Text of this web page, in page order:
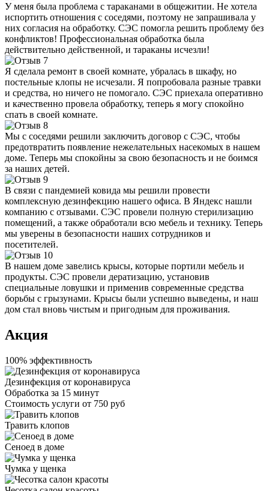
У меня была проблема с тараканами в общежитии. Не хотела
испортить отношения с соседями, поэтому не запрашивала у
них согласия на обработку. СЭС помогла решить проблему без
конфликтов! Профессиональная обработка была
действительно действенной, и тараканы исчезли!
Я сделала ремонт в своей комнате, убралась в шкафу, но
постельные клопы не исчезали. Я попробовала разные травки
и средства, но ничего не помогало. СЭС приехала оперативно
и качественно провела обработку, теперь я могу спокойно
спать в своей комнате.
Мы с соседями решили заключить договор с СЭС, чтобы
предотвратить появление нежелательных насекомых в нашем
доме. Теперь мы спокойны за свою безопасность и не боимся
за наших детей.
В связи с пандемией ковида мы решили провести
комплексную дезинфекцию нашего офиса. В Яндекс нашли
компанию с отзывами. СЭС провели полную стерилизацию
помещений, а также обработали всю мебель и технику. Теперь
мы уверены в безопасности наших сотрудников и
посетителей.
В нашем доме завелись крысы, которые портили мебель и
продукты. СЭС провели дератизацию, установив
специальные ловушки и применив современные средства
борьбы с грызунами. Крысы были успешно выведены, и наш
дом стал вновь чистым и пригодным для проживания.
Акция
100% эффективность
Дезинфекция от коронавируса
Обработка за 15 минут
Стоимость услуги от 750 руб
Травить клопов
Сеноед в доме
Чумка у щенка